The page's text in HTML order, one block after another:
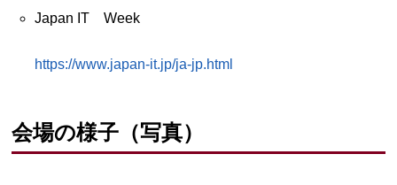
Japan IT Week
https://www.japan-it.jp/ja-jp.html
会場の様子（写真）